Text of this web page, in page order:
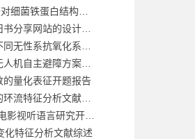
的量化表征开题报告
化特征分析文献综述